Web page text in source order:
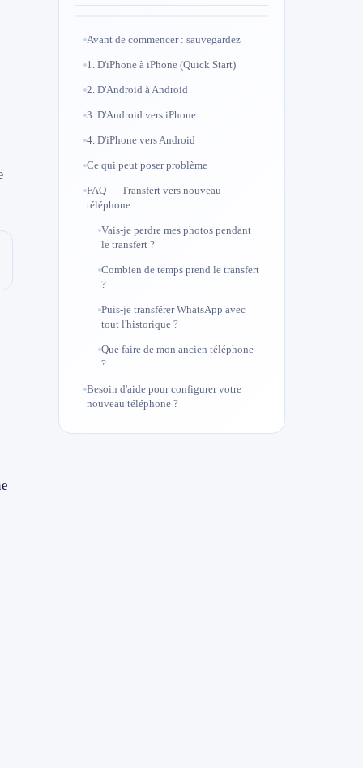
Avant de commencer : sauvegardez
1. D'iPhone à iPhone (Quick Start)
2. D'Android à Android
3. D'Android vers iPhone
4. D'iPhone vers Android
Ce qui peut poser problème
FAQ — Transfert vers nouveau
téléphone
Vais-je perdre mes photos pendant
le transfert ?
Combien de temps prend le transfert
?
Puis-je transférer WhatsApp avec
tout l'historique ?
Que faire de mon ancien téléphone
?
Besoin d'aide pour configurer votre
nouveau téléphone ?